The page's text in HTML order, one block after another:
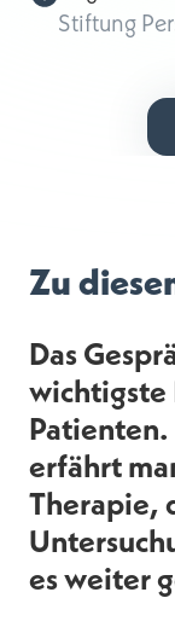
Stiftung
Zu
Das
Patienten.
erfährt
Therapie,
es weiter